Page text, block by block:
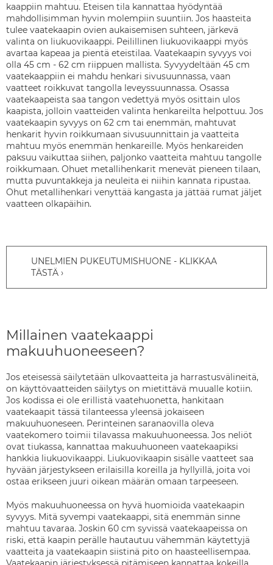
kaappiin mahtuu. Eteisen tila kannattaa hyödyntää
mahdollisimman hyvin molempiin suuntiin. Jos haasteita
tulee vaatekaapin ovien aukaisemisen suhteen, järkevä
valinta on liukuovikaappi. Peilillinen liukuovikaappi myös
avartaa kapeaa ja pientä eteistilaa. Vaatekaapin syvyys voi
olla 45 cm - 62 cm riippuen mallista. Syvyydeltään 45 cm
vaatekaappiin ei mahdu henkari sivusuunnassa, vaan
vaatteet roikkuvat tangolla leveyssuunnassa. Osassa
vaatekaapeista saa tangon vedettyä myös osittain ulos
kaapista, jolloin vaatteiden valinta henkareilta helpottuu. Jos
vaatekaapin syvyys on 62 cm tai enemmän, mahtuvat
henkarit hyvin roikkumaan sivusuunnittain ja vaatteita
mahtuu myös enemmän henkareille. Myös henkareiden
paksuu vaikuttaa siihen, paljonko vaatteita mahtuu tangolle
roikkumaan. Ohuet metallihenkarit menevät pieneen tilaan,
mutta puvuntakkeja ja neuleita ei niihin kannata ripustaa.
Ohut metallihenkari venyttää kangasta ja jättää rumat jäljet
vaatteen olkapäihin.
UNELMIEN PUKEUTUMISHUONE - KLIKKAA
TÄSTÄ
Millainen vaatekaappi
makuuhuoneeseen?
Jos eteisessä säilytetään ulkovaatteita ja harrastusvälineitä,
on käyttövaatteiden säilytys on mietittävä muualle kotiin.
Jos kodissa ei ole erillistä vaatehuonetta, hankitaan
vaatekaapit tässä tilanteessa yleensä jokaiseen
makuuhuoneseen. Perinteinen saranaovilla oleva
vaatekomero toimii tilavassa makuuhuoneessa. Jos neliöt
ovat tiukassa, kannattaa makuuhuoneen vaatekaapiksi
hankkia liukuovikaappi. Liukuovikaapin sisälle vaatteet saa
hyvään järjestykseen erilaisilla koreilla ja hyllyillä, joita voi
ostaa erikseen juuri oikean määrän omaan tarpeeseen.
Myös makuuhuoneessa on hyvä huomioida vaatekaapin
syvyys. Mitä syvempi vaatekaappi, sitä enemmän sinne
mahtuu tavaraa. Joskin 60 cm syvissä vaatekaapeissa on
riski, että kaapin perälle hautautuu vähemmän käytettyjä
vaatteita ja vaatekaapin siistinä pito on haasteellisempaa.